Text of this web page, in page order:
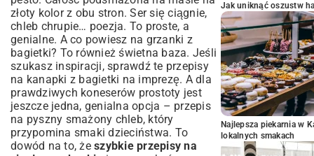
złoty kolor z obu stron. Ser się ciągnie,
chleb chrupie… poezja. To proste, a
genialne. A co powiesz na grzanki z
bagietki? To również świetna baza. Jeśli
szukasz inspiracji, sprawdź te przepisy
na kanapki z bagietki na imprezę. A dla
prawdziwych koneserów prostoty jest
jeszcze jedna, genialna opcja – przepis
na pyszny smażony chleb, który
przypomina smaki dzieciństwa. To
dowód na to, że szybkie przepisy na
Jak uniknąć oszustw
Najlepsza piekarnia w
lokalnych smakach